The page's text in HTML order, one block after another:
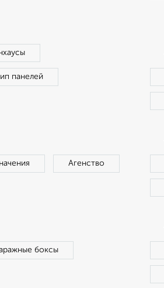
панелей
Агенство
боксы